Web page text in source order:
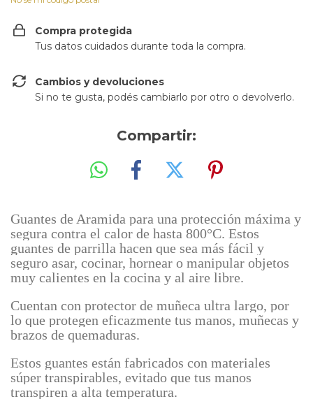
Compra protegida
Tus datos cuidados durante toda la compra.
Cambios y devoluciones
Si no te gusta, podés cambiarlo por otro o devolverlo.
Compartir:
Guantes de Aramida para una protección máxima y
segura contra el calor de hasta 800°C. Estos
guantes de parrilla hacen que sea más fácil y
seguro asar, cocinar, hornear o manipular objetos
muy calientes en la cocina y al aire libre.
Cuentan con protector de muñeca ultra largo, por
lo que protegen eficazmente tus manos, muñecas y
brazos de quemaduras.
Estos guantes están fabricados con materiales
súper transpirables, evitado que tus manos
transpiren a alta temperatura.